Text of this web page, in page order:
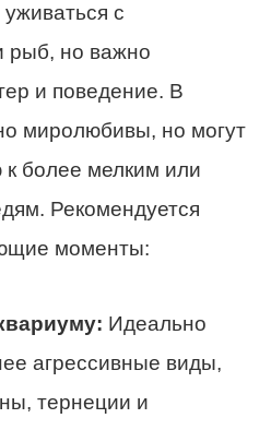
с
рыб, но важно
и поведение. В
миролюбивы, но могут
к более мелким или
Рекомендуется
моменты:
Идеально
агрессивные виды,
тернеции и